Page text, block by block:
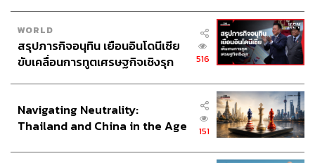
WORLD
สรุปภารกิจอนุทิน เยือนอินโดนีเซีย
ขับเคลื่อนการทูตเศรษฐกิจเชิงรุก
516
Navigating Neutrality:
Thailand and China in the Age
151